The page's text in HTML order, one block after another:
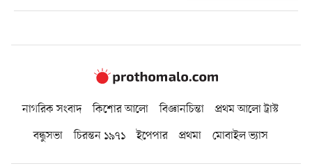
নাগরিক সংবাদ কিশোর আলো বিজ্ঞানচিন্তা
প্রথম আলো ট্রাস্ট
বন্ধুসভা
চিরন্তন ১৯৭১ ইপেপার প্রথমা মোবাইল ভ্যাস